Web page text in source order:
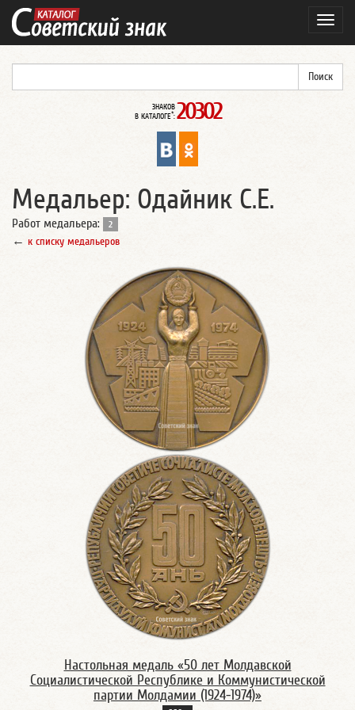
ЗНАКОВ
В КАТАЛОГЕ*: 20302
Медальер: Одайник С.Е.
Работ медальера: 2
← к списку медальеров
Настольная медаль «50 лет Молдавской
Социалистической Республике и Коммунистической
партии Молдамии (1924-1974)»